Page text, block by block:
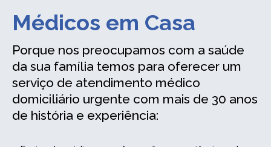
Médicos em Casa
Porque nos preocupamos com a saúde
da sua família temos para oferecer um
serviço de atendimento médico
domiciliário urgente com mais de 30 anos
de história e experiência: